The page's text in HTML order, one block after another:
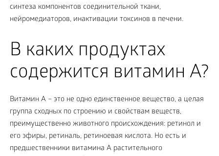
синтеза компонентов соединительной ткани,
нейромедиаторов, инактивации токсинов в печени.
В каких продуктах
содержится витамин A?
Витамин А – это не одно единственное вещество, а целая
группа сходных по строению и свойствам веществ,
преимущественно животного происхождения: ретинол и
его эфиры, ретиналь, ретиноевая кислота. Но есть и
предшественники витамина А растительного